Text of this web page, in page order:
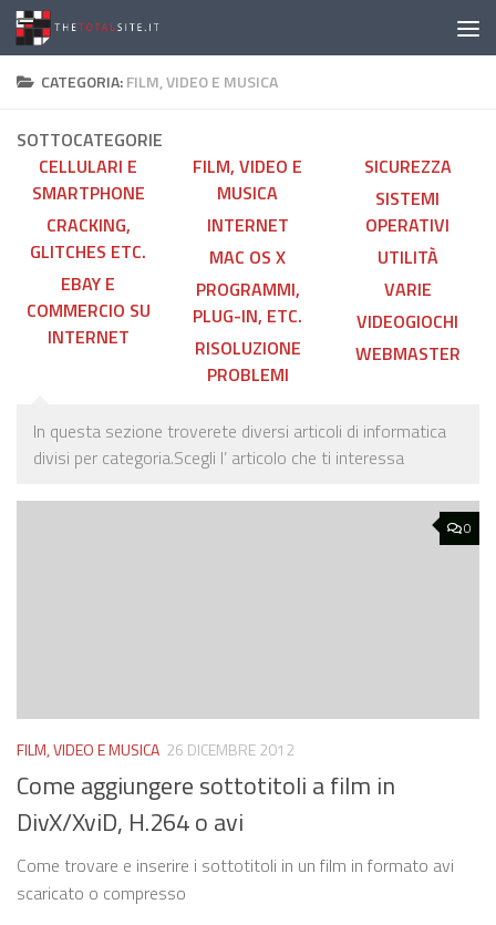
Salta al contenuto
CATEGORIA:FILM, VIDEO E MUSICA
SOTTOCATEGORIE
CELLULARI E
SMARTPHONE
CRACKING,
GLITCHES ETC.
EBAY E
COMMERCIO SU
INTERNET
FILM, VIDEO E
MUSICA
INTERNET
MAC OS X
PROGRAMMI,
PLUG-IN, ETC.
RISOLUZIONE
PROBLEMI
SICUREZZA
SISTEMI
OPERATIVI
UTILITÀ
VARIE
VIDEOGIOCHI
WEBMASTER
In questa sezione troverete diversi articoli di informatica
divisi per categoria.Scegli l’ articolo che ti interessa
0
FILM, VIDEO E MUSICA 26 DICEMBRE 2012
Come aggiungere sottotitoli a film in
DivX/XviD, H.264 o avi
Come trovare e inserire i sottotitoli in un film in formato avi
scaricato o compresso